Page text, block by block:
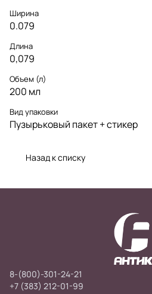
Ширина
0.079
Длина
0,079
Объем (л)
200 мл
Вид упаковки
Пузырьковый пакет + стикер
Назад к списку
8-(800)-301-24-21
+7 (383) 212-01-99